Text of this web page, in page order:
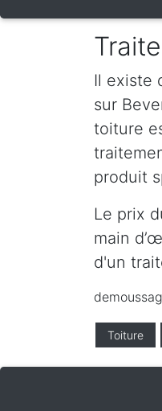
Il existe
sur
toiture
produit
Le prix
main
d'un
Toiture